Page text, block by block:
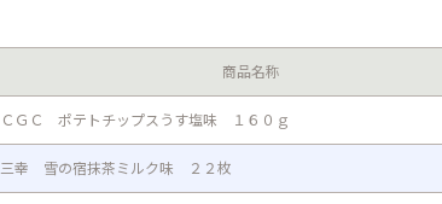
商品名称
ＣＧＣ ポテトチップスうす塩味 １６０ｇ
三幸 雪の宿抹茶ミルク味 ２２枚